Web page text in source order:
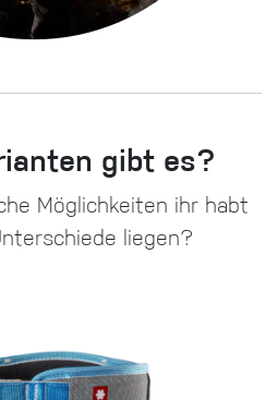
gibt es?
Möglichkeiten ihr habt
liegen?